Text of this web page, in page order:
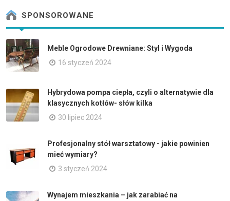
SPONSOROWANE
Meble Ogrodowe Drewniane: Styl i Wygoda
16 styczeń 2024
Hybrydowa pompa ciepła, czyli o alternatywie dla
klasycznych kotłów- słów kilka
30 lipiec 2024
Profesjonalny stół warsztatowy - jakie powinien
mieć wymiary?
3 styczeń 2024
Wynajem mieszkania – jak zarabiać na